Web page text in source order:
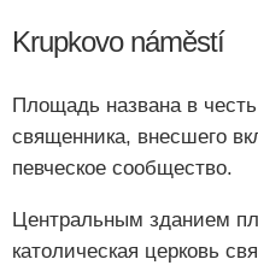
Krupkovo náměstí
Площадь названа в
священника, внесшего
певческое сообщество.
Центральным зданием
католическая церковь